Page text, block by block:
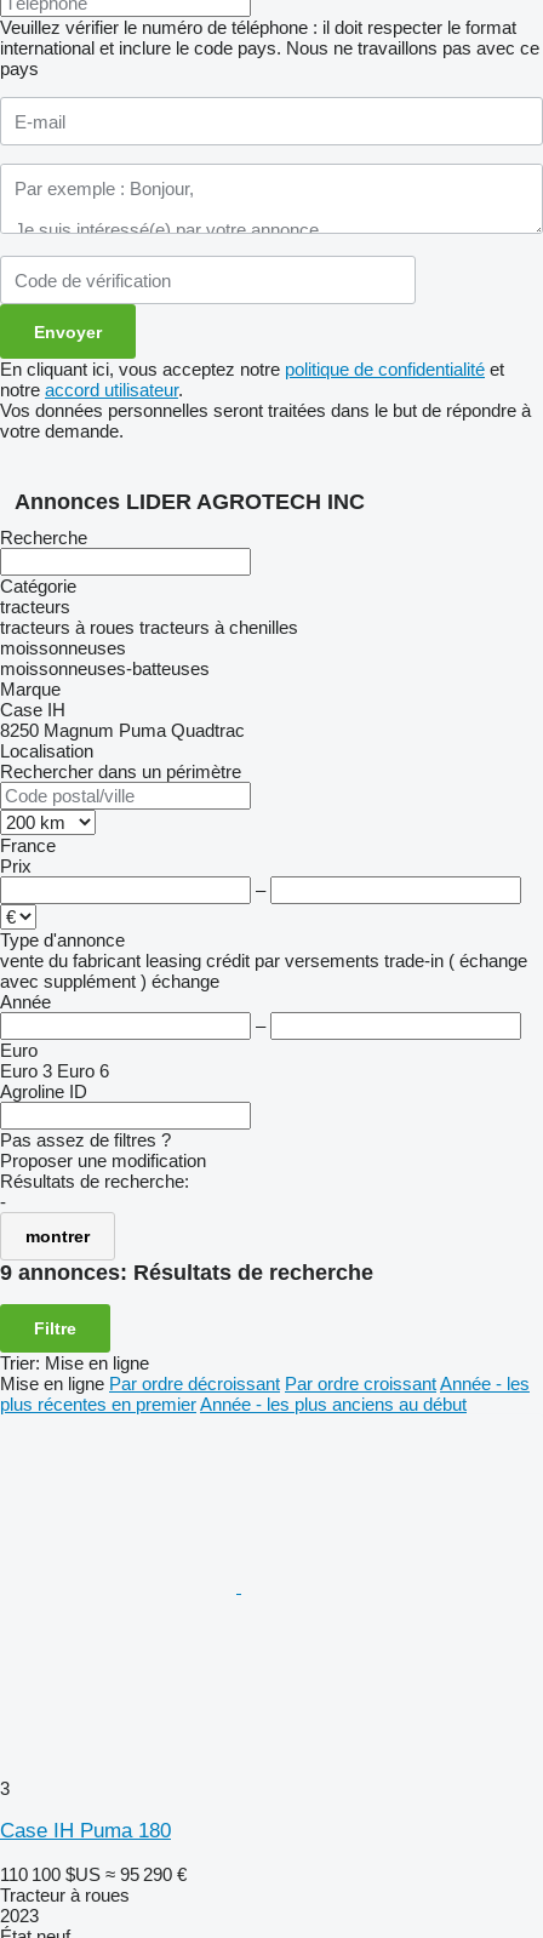
Veuillez vérifier le numéro de téléphone : il doit respecter le format
international et inclure le code pays. Nous ne travaillons pas avec ce
pays
En cliquant ici, vous acceptez notre politique de confidentialité et
notre accord utilisateur.
Vos données personnelles seront traitées dans le but de répondre à
votre demande.
Annonces LIDER AGROTECH INC
Recherche
Catégorie
tracteurs
tracteurs à roues tracteurs à chenilles
moissonneuses
moissonneuses-batteuses
Marque
Case IH
8250 Magnum Puma Quadtrac
Localisation
Rechercher dans un périmètre
France
Prix
–
Type d'annonce
vente du fabricant leasing crédit par versements trade-in ( échange
avec supplément ) échange
Année
–
Euro
Euro 3 Euro 6
Agroline ID
Pas assez de filtres ?
Proposer une modification
Résultats de recherche:
-
montrer
9 annonces: Résultats de recherche
Filtre
Trier: Mise en ligne
Mise en ligne Par ordre décroissant Par ordre croissantAnnée - les
plus récentes en premierAnnée - les plus anciens au début
3
Case IH Puma 180
110 100 $US ≈ 95 290 €
Tracteur à roues
2023